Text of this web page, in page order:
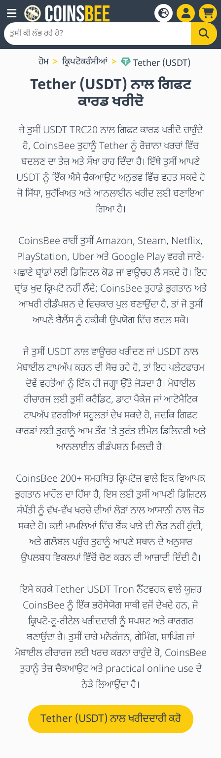
ਹੋਮ ਕ੍ਰਿਪਟੋਕਰੰਸੀਆਂ Tether (USDT)
Tether (USDT) ਨਾਲ ਗਿਫਟ
ਕਾਰਡ ਖਰੀਦੋ
ਜੇ ਤੁਸੀਂ USDT TRC20 ਨਾਲ ਗਿਫਟ ਕਾਰਡ ਖਰੀਦੋ ਚਾਹੁੰਦੇ
ਹੋ, CoinsBee ਤੁਹਾਨੂੰ Tether ਨੂੰ ਰੋਜ਼ਾਨਾ ਖਰਚਾਂ ਵਿੱਚ
ਬਦਲਣ ਦਾ ਤੇਜ਼ ਅਤੇ ਸੌਖਾ ਰਾਹ ਦਿੰਦਾ ਹੈ। ਇੱਥੇ ਤੁਸੀਂ ਆਪਣੇ
USDT ਨੂੰ ਇੱਕ ਐਸੇ ਚੈਕਆਉਟ ਅਨੁਭਵ ਵਿੱਚ ਵਰਤ ਸਕਦੇ ਹੋ
ਜੋ ਸਿੱਧਾ, ਸੁਰੱਖਿਅਤ ਅਤੇ ਆਨਲਾਈਨ ਖਰੀਦ ਲਈ ਬਣਾਇਆ
ਗਿਆ ਹੈ।
CoinsBee ਰਾਹੀਂ ਤੁਸੀਂ Amazon, Steam, Netflix,
PlayStation, Uber ਅਤੇ Google Play ਵਰਗੇ ਜਾਣੇ-
ਪਛਾਣੇ ਬ੍ਰਾਂਡਾਂ ਲਈ ਡਿਜ਼ਿਟਲ ਕੋਡ ਜਾਂ ਵਾਊਚਰ ਲੈ ਸਕਦੇ ਹੋ। ਇਹ
ਬ੍ਰਾਂਡ ਖੁਦ ਕ੍ਰਿਪਟੋ ਨਹੀਂ ਲੈਂਦੇ; CoinsBee ਤੁਹਾਡੇ ਭੁਗਤਾਨ ਅਤੇ
ਆਖਰੀ ਰੀਡੰਪਸ਼ਨ ਦੇ ਵਿਚਕਾਰ ਪੁਲ ਬਣਾਉਂਦਾ ਹੈ, ਤਾਂ ਜੋ ਤੁਸੀਂ
ਆਪਣੇ ਬੈਲੈਂਸ ਨੂੰ ਹਕੀਕੀ ਉਪਯੋਗ ਵਿੱਚ ਬਦਲ ਸਕੋ।
ਜੇ ਤੁਸੀਂ USDT ਨਾਲ ਵਾਊਚਰ ਖਰੀਦਣ ਜਾਂ USDT ਨਾਲ
ਮੋਬਾਈਲ ਟਾਪਅੱਪ ਕਰਨ ਦੀ ਸੋਚ ਰਹੇ ਹੋ, ਤਾਂ ਇਹ ਪਲੇਟਫਾਰਮ
ਦੋਵੇਂ ਵਰਤੋਂਆਂ ਨੂੰ ਇੱਕ ਹੀ ਜਗ੍ਹਾ ਉੱਤੇ ਜੋੜਦਾ ਹੈ। ਮੋਬਾਈਲ
ਰੀਚਾਰਜ ਲਈ ਤੁਸੀਂ ਕਰੈਡਿਟ, ਡਾਟਾ ਪੈਕੇਜ ਜਾਂ ਆਟੋਮੈਟਿਕ
ਟਾਪਅੱਪ ਵਰਗੀਆਂ ਸਹੂਲਤਾਂ ਦੇਖ ਸਕਦੇ ਹੋ, ਜਦਕਿ ਗਿਫਟ
ਕਾਰਡਾਂ ਲਈ ਤੁਹਾਨੂੰ ਆਮ ਤੌਰ 'ਤੇ ਤੁਰੰਤ ਈਮੇਲ ਡਿਲਿਵਰੀ ਅਤੇ
ਆਨਲਾਈਨ ਰੀਡੰਪਸ਼ਨ ਮਿਲਦੀ ਹੈ।
CoinsBee 200+ ਸਮਰਥਿਤ ਕ੍ਰਿਪਟੋਜ਼ ਵਾਲੇ ਇਕ ਵਿਆਪਕ
ਭੁਗਤਾਨ ਮਾਹੌਲ ਦਾ ਹਿੱਸਾ ਹੈ, ਇਸ ਲਈ ਤੁਸੀਂ ਆਪਣੀ ਡਿਜ਼ਿਟਲ
ਸੰਪੱਤੀ ਨੂੰ ਵੱਖ-ਵੱਖ ਖਰਚੇ ਦੀਆਂ ਲੋੜਾਂ ਨਾਲ ਆਸਾਨੀ ਨਾਲ ਜੋੜ
ਸਕਦੇ ਹੋ। ਕਈ ਮਾਮਲਿਆਂ ਵਿੱਚ ਬੈਂਕ ਖਾਤੇ ਦੀ ਲੋੜ ਨਹੀਂ ਹੁੰਦੀ,
ਅਤੇ ਗਲੋਬਲ ਪਹੁੰਚ ਤੁਹਾਨੂੰ ਆਪਣੇ ਸਥਾਨ ਦੇ ਅਨੁਸਾਰ
ਉਪਲਬਧ ਵਿਕਲਪਾਂ ਵਿੱਚੋਂ ਚੋਣ ਕਰਨ ਦੀ ਆਜ਼ਾਦੀ ਦਿੰਦੀ ਹੈ।
ਇਸੇ ਕਰਕੇ Tether USDT Tron ਨੈੱਟਵਰਕ ਵਾਲੇ ਯੂਜ਼ਰ
CoinsBee ਨੂੰ ਇੱਕ ਭਰੋਸੇਯੋਗ ਸਾਥੀ ਵਜੋਂ ਦੇਖਦੇ ਹਨ, ਜੋ
ਕ੍ਰਿਪਟੋ-ਟੂ-ਰੀਟੇਲ ਖਰੀਦਦਾਰੀ ਨੂੰ ਸਪਸ਼ਟ ਅਤੇ ਕਾਰਗਰ
ਬਣਾਉਂਦਾ ਹੈ। ਤੁਸੀਂ ਚਾਹੇ ਮਨੋਰੰਜਨ, ਗੇਮਿੰਗ, ਸ਼ਾਪਿੰਗ ਜਾਂ
ਮੋਬਾਈਲ ਰੀਚਾਰਜ ਲਈ ਖਰਚ ਕਰਨਾ ਚਾਹੁੰਦੇ ਹੋ, CoinsBee
ਤੁਹਾਨੂੰ ਤੇਜ਼ ਚੈਕਆਉਟ ਅਤੇ practical online use ਦੇ
ਨੇੜੇ ਲਿਆਉਂਦਾ ਹੈ।
Tether (USDT) ਨਾਲ ਖਰੀਦਦਾਰੀ ਕਰੋ